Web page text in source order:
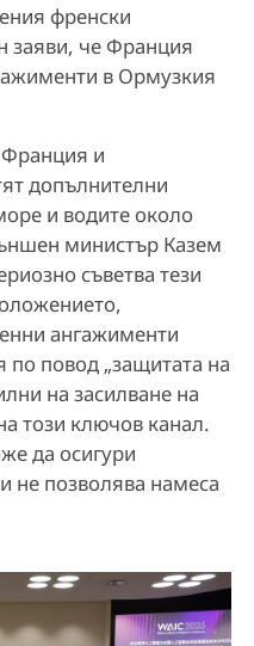
френски
заяви, че Франция
в Ормузкия
Франция и
допълнителни
и водите около
министър Казем
съветва тези
ангажименти
по повод „защитата на
на засилване на
този ключов канал.
да осигури
не позволява намеса